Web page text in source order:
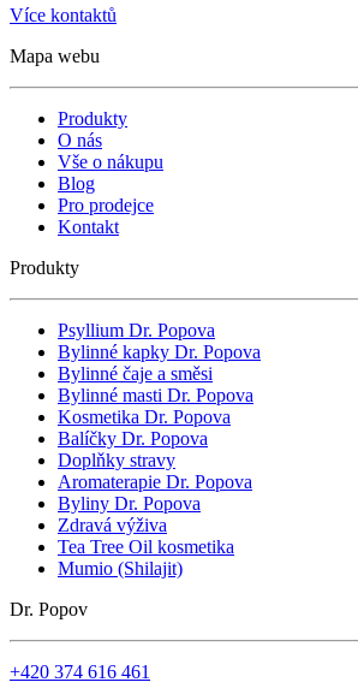
Více kontaktů
Mapa webu
Produkty
O nás
Vše o nákupu
Blog
Pro prodejce
Kontakt
Produkty
Psyllium Dr. Popova
Bylinné kapky Dr. Popova
Bylinné čaje a směsi
Bylinné masti Dr. Popova
Kosmetika Dr. Popova
Balíčky Dr. Popova
Doplňky stravy
Aromaterapie Dr. Popova
Byliny Dr. Popova
Zdravá výživa
Tea Tree Oil kosmetika
Mumio (Shilajit)
Dr. Popov
+420 374 616 461